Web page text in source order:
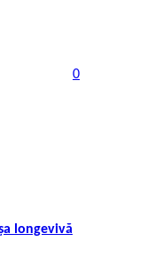
0
longevivă